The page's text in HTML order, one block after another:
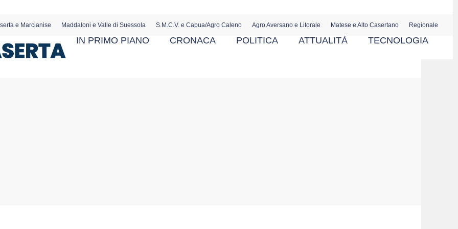
e Marcianise Maddaloni e Valle di Suessola S.M.C.V. e Capua/Agro Caleno Agro Aversano e Litorale Matese e Alto Casertano Regionale
IN PRIMO PIANO CRONACA POLITICA ATTUALITÀ TECNOLOGIA